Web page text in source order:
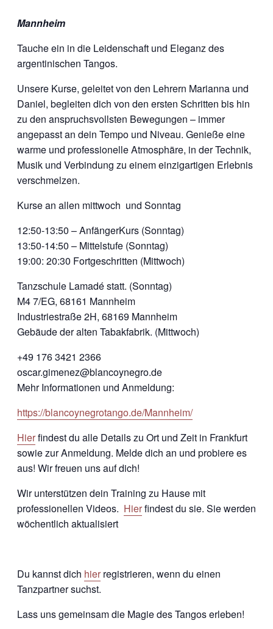
Mannheim
Tauche ein in die Leidenschaft und Eleganz des
argentinischen Tangos.
Unsere Kurse, geleitet von den Lehrern Marianna und
Daniel, begleiten dich von den ersten Schritten bis hin
zu den anspruchsvollsten Bewegungen – immer
angepasst an dein Tempo und Niveau. Genieße eine
warme und professionelle Atmosphäre, in der Technik,
Musik und Verbindung zu einem einzigartigen Erlebnis
verschmelzen.
Kurse an allen mittwoch und Sonntag
12:50-13:50 – AnfängerKurs (Sonntag)
13:50-14:50 – Mittelstufe (Sonntag)
19:00: 20:30 Fortgeschritten (Mittwoch)
Tanzschule Lamadé statt. (Sonntag)
M4 7/EG, 68161 Mannheim
Industriestraße 2H, 68169 Mannheim
Gebäude der alten Tabakfabrik. (Mittwoch)
+49 176 3421 2366
oscar.gimenez@blancoynegro.de
Mehr Informationen und Anmeldung:
https://blancoynegrotango.de/Mannheim/
Hierfindest du alle Details zu Ort und Zeit in Frankfurt
sowie zur Anmeldung. Melde dich an und probiere es
aus! Wir freuen uns auf dich!
Wir unterstützen dein Training zu Hause mit
professionellen Videos. Hierfindest du sie. Sie werden
wöchentlich aktualisiert
Du kannst dich hier registrieren, wenn du einen
Tanzpartner suchst.
Lass uns gemeinsam die Magie des Tangos erleben!